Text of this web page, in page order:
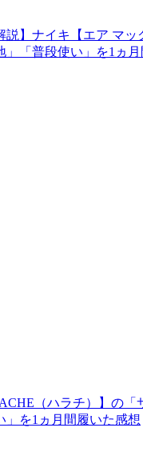
説】ナイキ【エア マッ
」「普段使い」を1ヵ
（ハラチ）】の「
」を1ヵ月間履いた感想